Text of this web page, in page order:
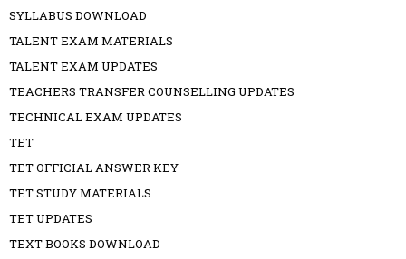
SYLLABUS DOWNLOAD
TALENT EXAM MATERIALS
TALENT EXAM UPDATES
TEACHERS TRANSFER COUNSELLING UPDATES
TECHNICAL EXAM UPDATES
TET
TET OFFICIAL ANSWER KEY
TET STUDY MATERIALS
TET UPDATES
TEXT BOOKS DOWNLOAD